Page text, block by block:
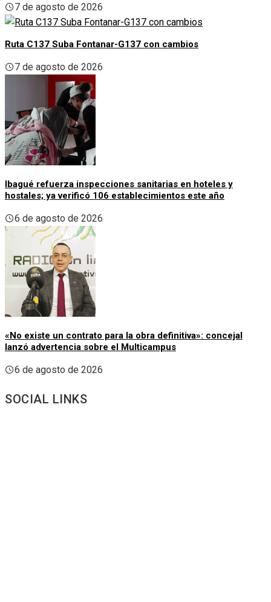
7 de agosto de 2026
Ruta C137 Suba Fontanar-G137 con cambios
7 de agosto de 2026
Ibagué refuerza inspecciones sanitarias en hoteles y
hostales; ya verificó 106 establecimientos este año
6 de agosto de 2026
«No existe un contrato para la obra definitiva»: concejal
lanzó advertencia sobre el Multicampus
6 de agosto de 2026
SOCIAL LINKS